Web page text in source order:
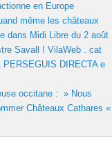
en Europe
même les châteaux
dans Midi Libre du 2 août
Savall ! VilaWeb . cat
PERSEGUIS DIRECTA e
occitane : » Nous
Châteaux Cathares «